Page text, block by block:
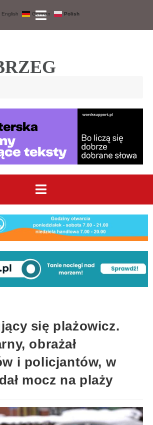
się plażowicz.
obrażał
i policjantów, w
mocz na plaży
English German Polish